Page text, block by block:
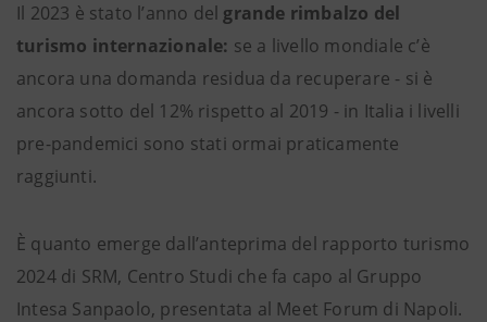
Il 2023 è stato l’anno del grande rimbalzo del
turismo internazionale: se a livello mondiale c’è
ancora una domanda residua da recuperare - si è
ancora sotto del 12% rispetto al 2019 - in Italia i livelli
pre-pandemici sono stati ormai praticamente
raggiunti.
È quanto emerge dall’anteprima del rapporto turismo
2024 di SRM, Centro Studi che fa capo al Gruppo
Intesa Sanpaolo, presentata al Meet Forum di Napoli.